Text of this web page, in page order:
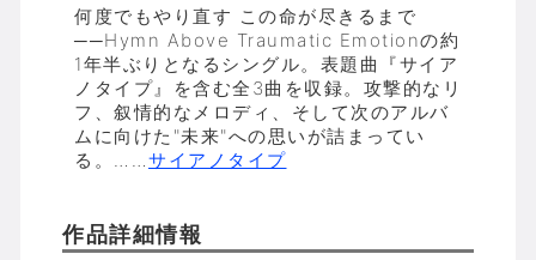
何度でもやり直す この命が尽きるまで
──Hymn Above Traumatic Emotionの約
1年半ぶりとなるシングル。表題曲『サイア
ノタイプ』を含む全3曲を収録。攻撃的なリ
フ、叙情的なメロディ、そして次のアルバ
ムに向けた"未来"への思いが詰まってい
る。……サイアノタイプ
作品詳細情報